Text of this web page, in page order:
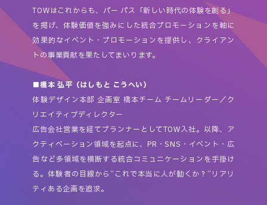
TOWはこれからも、パー パス「新しい時代の体験を創る」
を掲げ、体験価値を強みにした統合プロモーションを軸に
効果的なイベント・プロモーションを提供し、クライアン
トの事業貢献を果たしてまいります。
■橋本 弘平（はしもと こうへい）
体験デザイン本部 企画室 橋本チーム チームリーダー／ク
リエイティブディレクター
広告会社営業を経てプランナーとしてTOW入社。以降、ア
クティベーション領域を起点に、PR・SNS・イベント・広
告など多領域を横断する統合コミュニケーションを手掛け
る。体験者の目線から“これで本当に人が動くか？”リアリ
ティある企画を追求。